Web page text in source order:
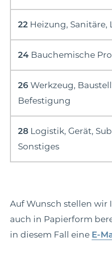
22 Heizung, Sanitäre,
24 Bauchemische
26 Werkzeug,
Befestigung
28 Logistik, Gerät,
Sonstiges
Auf Wunsch stellen wir
auch in Papierform
in diesem Fall eine E-